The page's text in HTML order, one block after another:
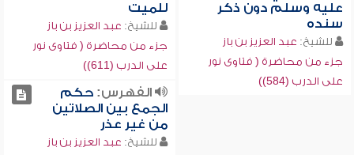
عليه وسلم دون ذكر
سنده
للشيخ: عبد العزيز بن باز
جزء من محاضرة ( فتاوى نور
على الدرب (584))
للميت
للشيخ: عبد العزيز بن باز
جزء من محاضرة ( فتاوى نور
على الدرب (611))
الفهرس:حكم
الجمع بين الصلاتين
من غير عذر
للشيخ: عبد العزيز بن باز